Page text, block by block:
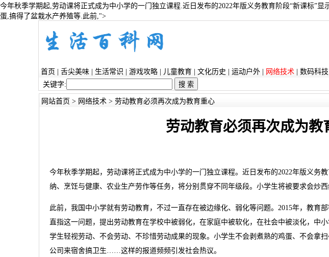
今年秋季学期起,劳动课将正式成为中小学的一门独立课程.近日发布的2022年版义务教育阶段“新课标”
蛋,搞得了盆栽水产养殖等.此前,">
首页 舌尖美味| 生活常识 游戏攻略| 儿童教育| 文化历史 运动户外| 网络技术| 数码科技
关键字:
网站首页 > 网络技术> 劳动教育必须再次成为教育重心
劳动教育必须再次成为教
今年秋季学期起，劳动课将正式成为中小学的一门独立课程。近日发布的2022年版义务
纳、烹饪与健康、农业生产劳作等任务，将分别贯穿不同年级段。小学生将被要求会炒西
此前，我国中小学就有劳动教育，不过一直存在被边缘化、弱化等问题。2015年，教育
直指这一问题，提出劳动教育在学校中被弱化，在家庭中被软化，在社会中被淡化，中
学生轻视劳动、不会劳动、不珍惜劳动成果的现象。小学生不会剥煮熟的鸡蛋、不会拿
公司来宿舍搞卫生……这样的报道频频引发社会热议。